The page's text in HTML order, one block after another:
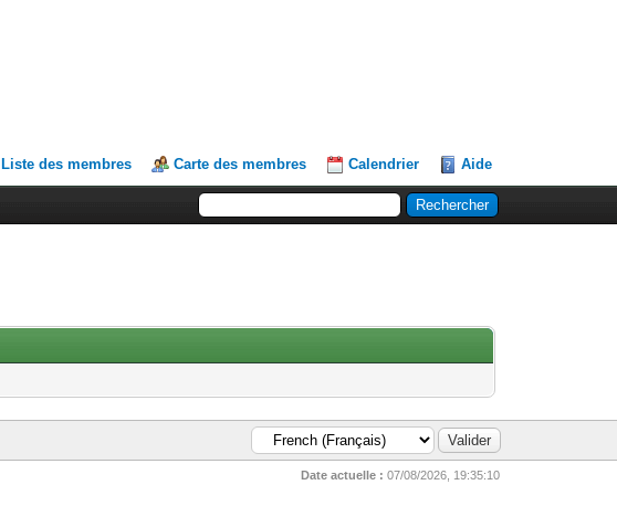
Liste des membres Carte des membres Calendrier Aide
Date actuelle : 07/08/2026, 19:35:10